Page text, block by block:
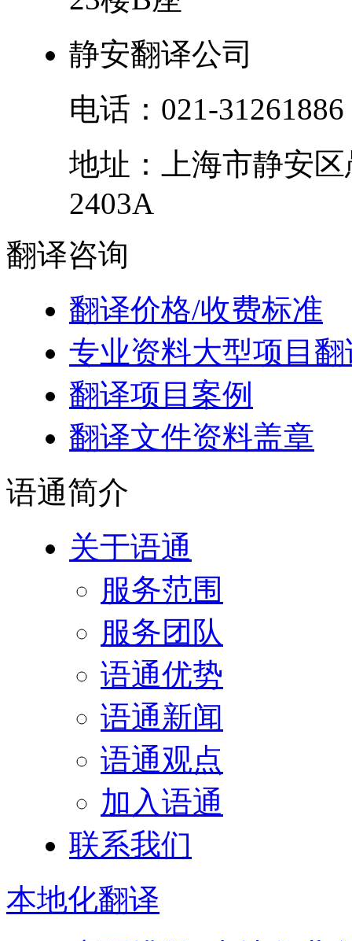
静安翻译公司
电话： 021-31261886
地址：
上海市静安区
2403A
翻译咨询
翻译价格/收费标准
专业资料大型项目翻
翻译项目案例
翻译文件资料盖章
语通简介
关于语通
服务范围
服务团队
语通优势
语通新闻
语通观点
加入语通
联系我们
本地化翻译